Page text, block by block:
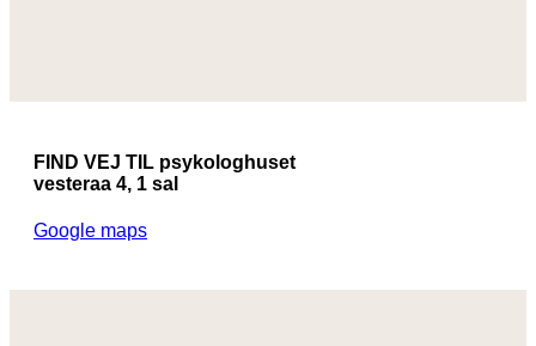
FIND VEJ TIL psykologhuset
vesteraa 4, 1 sal
Google maps